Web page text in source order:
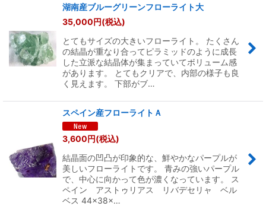
湖南産ブルーグリーンフローライト大
35,000円(税込)
とてもサイズの大きいフローライト。 たくさん
の結晶が重なり合ってピラミッドのように成長
した立派な結晶体が集まっていてボリューム感
があります。 とてもクリアで、内部の様子も良
く見えます。 下部がブ…
スペイン産フローライトＡ
3,600円(税込)
結晶面の凹凸が印象的な、鮮やかなパープルが
美しいフローライトです。 青みの強いパープル
で、中心に向かって色が濃くなっています。 ス
ペイン アストゥリアス リバデセリャ ベル
ベス 44×38×…